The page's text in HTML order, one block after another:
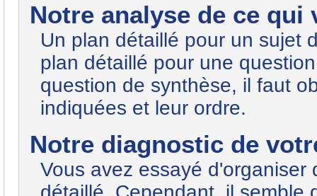
Notre analyse de ce qui
Un plan détaillé pour un sujet
plan détaillé pour une
question de synthèse, il faut
indiquées et leur ordre.
Notre diagnostic de
Vous avez essayé